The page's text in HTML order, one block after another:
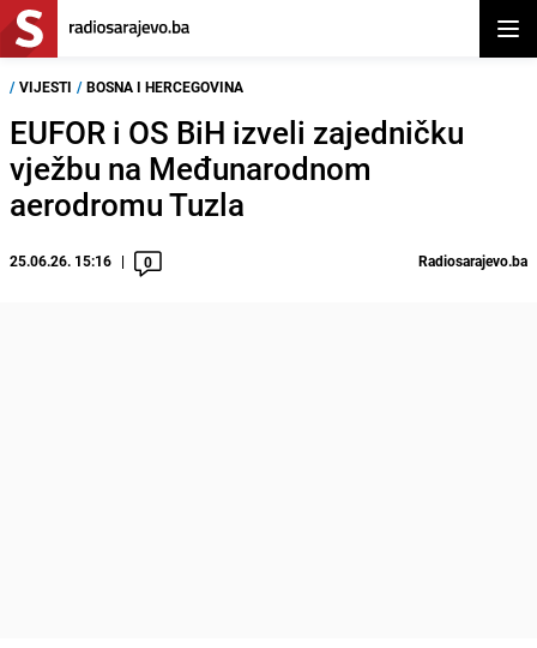
/ VIJESTI / BOSNA I HERCEGOVINA
EUFOR i OS BiH izveli zajedničku
vježbu na Međunarodnom
aerodromu Tuzla
25.06.26. 15:16 0 Radiosarajevo.ba